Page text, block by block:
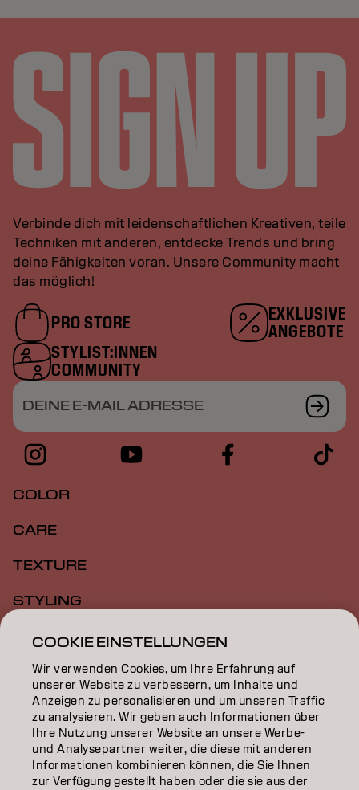
Verbinde dich mit leidenschaftlichen Kreativen, teile
Techniken mit anderen, entdecke Trends und bring
deine Fähigkeiten voran. Unsere Community macht
das möglich!
PRO STORE
EXKLUSIVE
ANGEBOTE
STYLIST:INNEN
COMMUNITY
DEINE E-MAIL ADRESSE
COLOR
CARE
TEXTURE
STYLING
INSPIRATION
EDUCATION
ÜBER
SALON FINDER
PARTNER WERDEN
COOKIE EINSTELLUNGEN
Wir verwenden Cookies, um Ihre Erfahrung auf
unserer Website zu verbessern, um Inhalte und
Anzeigen zu personalisieren und um unseren Traffic
zu analysieren. Wir geben auch Informationen über
Ihre Nutzung unserer Website an unsere Werbe-
und Analysepartner weiter, die diese mit anderen
Informationen kombinieren können, die Sie Ihnen
zur Verfügung gestellt haben oder die sie aus der